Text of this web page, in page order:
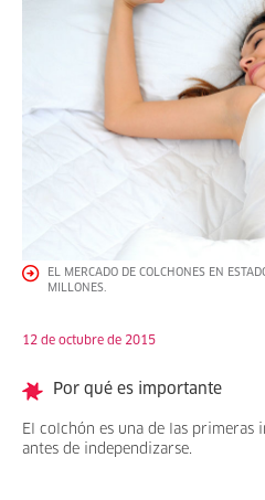
EL MERCADO DE COLCHONES EN
MILLONES.
12 de octubre de 2015
Por qué es importante
El colchón es una de las primeras
antes de independizarse.